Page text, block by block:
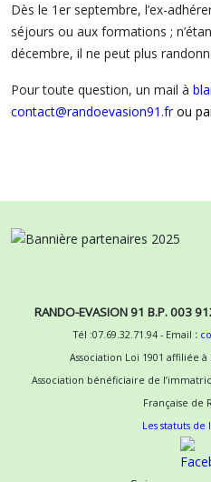
Dès le 1er septembre, l’ex-
séjours ou aux formations ;
décembre, il ne peut plus
Pour toute question, un mail à
contact@randoevasion91.frou
RANDO-EVASION 91 B.P. 003
Tél :07.69.32.71.94 - Email :
Association Loi 1901 affiliée à
Association bénéficiaire de
Française de
Les statuts de